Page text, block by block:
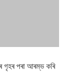
গৃহৰ পৰা আৰম্ভ কৰি